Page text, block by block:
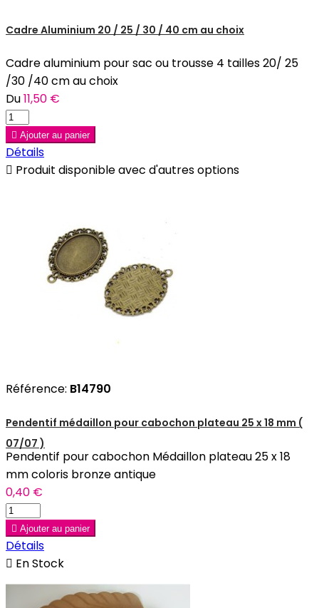
Cadre Aluminium 20 / 25 / 30 / 40 cm au choix
Cadre aluminium pour sac ou trousse 4 tailles 20/ 25
/30 /40 cm au choix
Du11,50 €
 Ajouter au panier
Détails
 Produit disponible avec d'autres options
Référence: B14790
Pendentif médaillon pour cabochon plateau 25 x 18 mm (
07/07 )
Pendentif pour cabochon Médaillon plateau 25 x 18
mm coloris bronze antique
0,40 €
 Ajouter au panier
Détails
 En Stock